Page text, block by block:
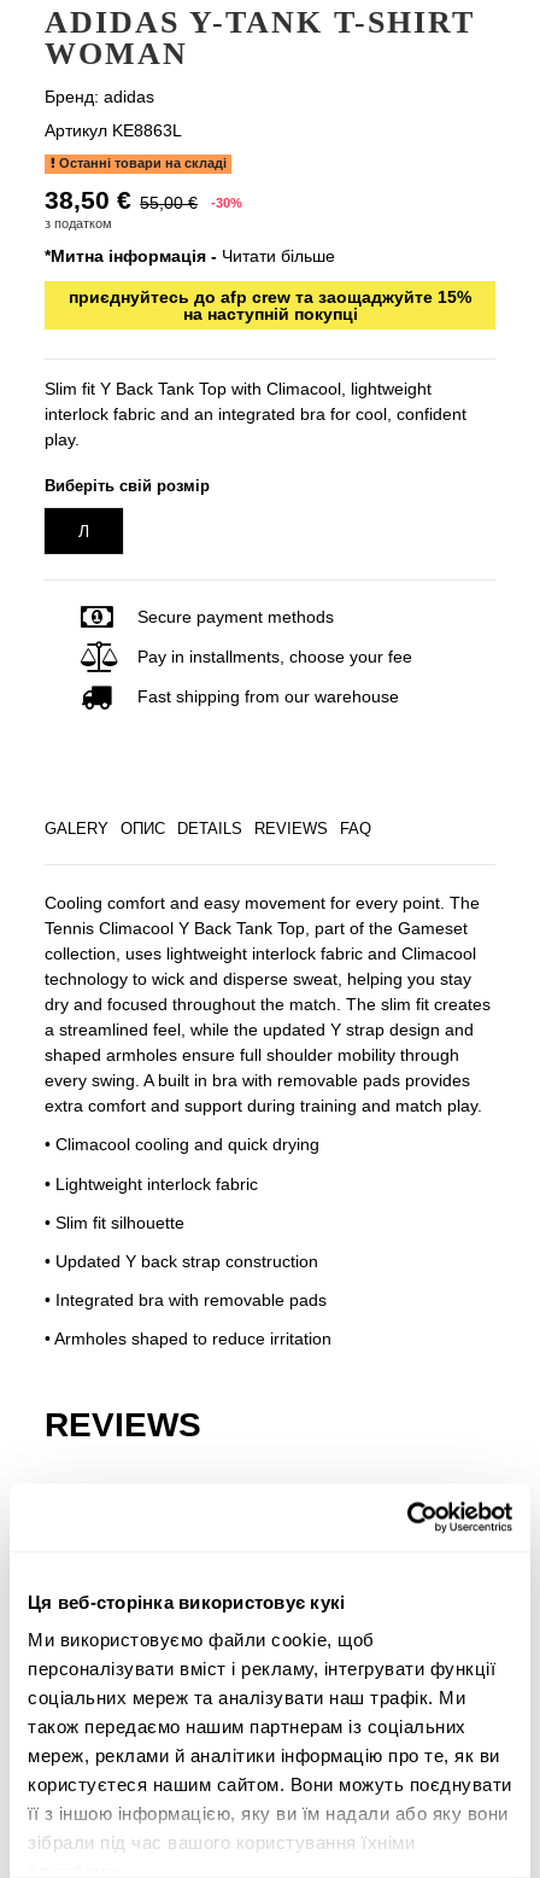
Ця веб-сторінка використовує кукі
Ми використовуємо файли cookie, щоб
персоналізувати вміст і рекламу, інтегрувати функції
соціальних мереж та аналізувати наш трафік. Ми
також передаємо нашим партнерам із соціальних
мереж, реклами й аналітики інформацію про те, як ви
користуєтеся нашим сайтом. Вони можуть поєднувати
її з іншою інформацією, яку ви їм надали або яку вони
зібрали під час вашого користування їхніми
ADIDAS Y-TANK T-SHIRT
WOMAN
Бренд: adidas
Артикул KE8863L
Останні товари на складі
38,50 € 55,00 €
-30%
з податком
*Митна інформація - Читати більше
приєднуйтесь до afp crew та заощаджуйте 15%
на наступній покупці
Slim fit Y Back Tank Top with Climacool, lightweight
interlock fabric and an integrated bra for cool, confident
play.
Виберіть свій розмір
Л
Secure payment methods
Pay in installments, choose your fee
Fast shipping from our warehouse
GALERY ОПИС DETAILS REVIEWS FAQ
Cooling comfort and easy movement for every point. The
Tennis Climacool Y Back Tank Top, part of the Gameset
collection, uses lightweight interlock fabric and Climacool
technology to wick and disperse sweat, helping you stay
dry and focused throughout the match. The slim fit creates
a streamlined feel, while the updated Y strap design and
shaped armholes ensure full shoulder mobility through
every swing. A built in bra with removable pads provides
extra comfort and support during training and match play.
• Climacool cooling and quick drying
• Lightweight interlock fabric
• Slim fit silhouette
• Updated Y back strap construction
• Integrated bra with removable pads
• Armholes shaped to reduce irritation
REVIEWS
Покупці, які купили цей товар, також купили: